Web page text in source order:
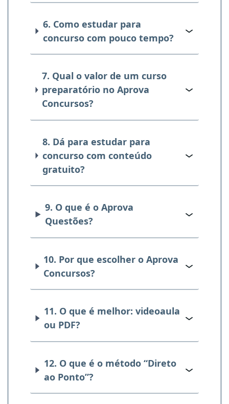
6. Como estudar para
concurso com pouco tempo?
7. Qual o valor de um curso
preparatório no Aprova
Concursos?
8. Dá para estudar para
concurso com conteúdo
gratuito?
9. O que é o Aprova
Questões?
10. Por que escolher o Aprova
Concursos?
11. O que é melhor: videoaula
ou PDF?
12. O que é o método “Direto
ao Ponto”?